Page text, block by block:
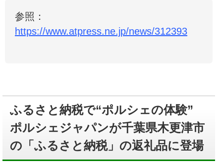
参照：
https://www.atpress.ne.jp/news/312393
ふるさと納税で“ポルシェの体験”
ポルシェジャパンが千葉県木更津市
の「ふるさと納税」の返礼品に登場